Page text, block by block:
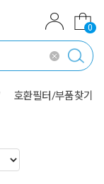
0
호환필터/부품찾기